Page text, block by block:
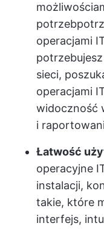
potrzeb
operacjami
sieci,
operacjami
widoczność
i
Łatwość
operacyjne
instalacji,
takie, które
interfejs,